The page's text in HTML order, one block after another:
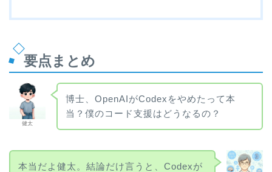
要点まとめ
健太
博士、OpenAIがCodexをやめたって本
当？僕のコード支援はどうなるの？
本当だよ健太。結論だけ言うと、Codexが